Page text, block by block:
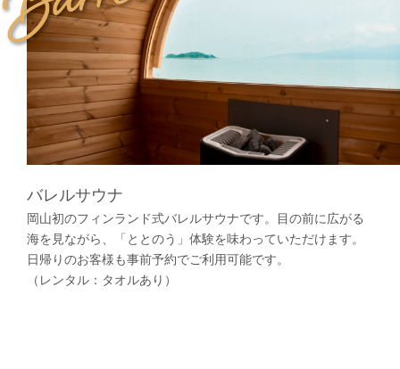
バレルサウナ
岡山初のフィンランド式バレルサウナです。目の前に広がる
海を見ながら、「ととのう」体験を味わっていただけます。
日帰りのお客様も事前予約でご利用可能です。
（レンタル：タオルあり）